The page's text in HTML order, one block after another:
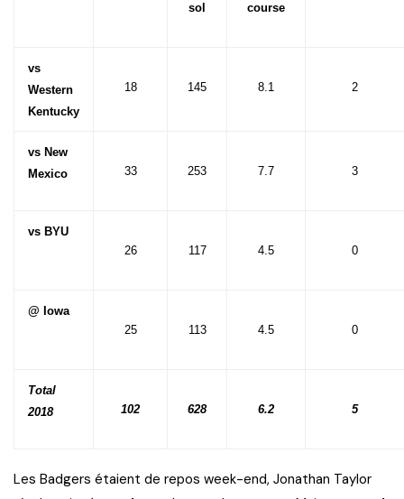
sol
course
vs
Western
Kentucky
18 145 8.1 2
vs New
Mexico
33 253 7.7 3
vs BYU
26
117 4.5 0
@ Iowa
25
113 4.5 0
Total
2018
102 628 6.2 5
Les Badgers étaient de repos week-end, Jonathan Taylor